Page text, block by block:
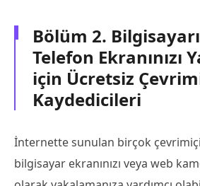
Bölüm 2.
Telefon Ekranınızı
için Ücretsiz
Kaydedicileri
İnternette sunulan birçok
bilgisayar ekranınızı veya web